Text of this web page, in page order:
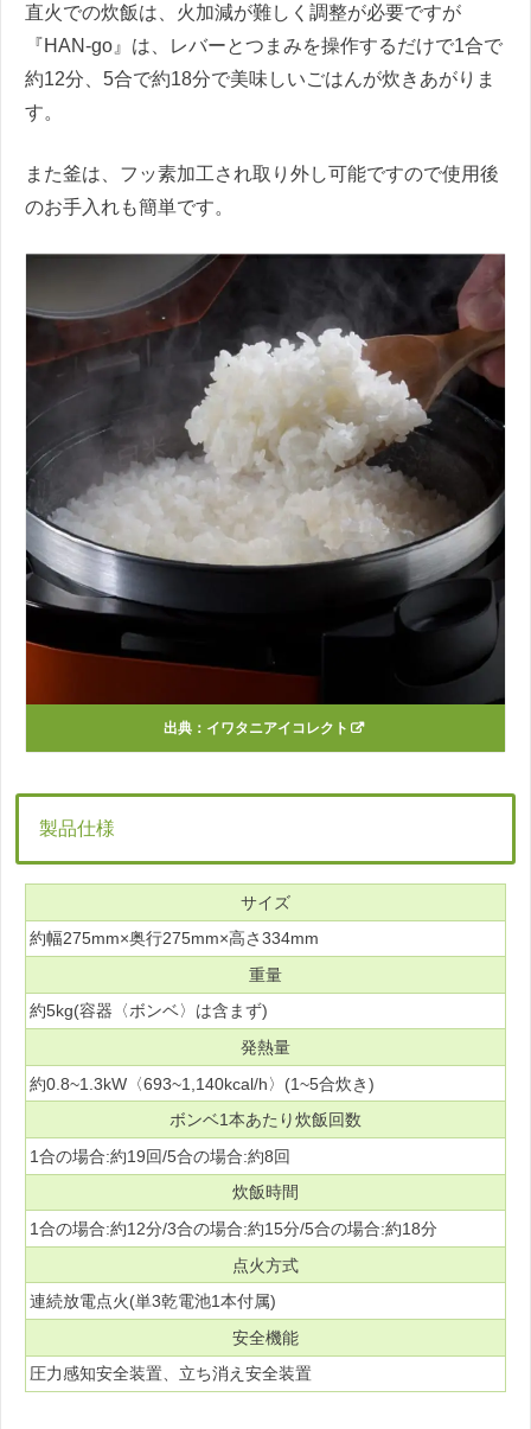
直火での炊飯は、火加減が難しく調整が必要ですが
『HAN-go』は、レバーとつまみを操作するだけで1合で
約12分、5合で約18分で美味しいごはんが炊きあがりま
す。
また釜は、フッ素加工され取り外し可能ですので使用後
のお手入れも簡単です。
出典： イワタニアイコレクト
製品仕様
サイズ
約幅275mm×奥行275mm×高さ334mm
重量
約5kg(容器〈ボンベ〉は含まず)
発熱量
約0.8~1.3kW〈693~1,140kcal/h〉(1~5合炊き)
ボンベ1本あたり炊飯回数
1合の場合:約19回/5合の場合:約8回
炊飯時間
1合の場合:約12分/3合の場合:約15分/5合の場合:約18分
点火方式
連続放電点火(単3乾電池1本付属)
安全機能
圧力感知安全装置、立ち消え安全装置